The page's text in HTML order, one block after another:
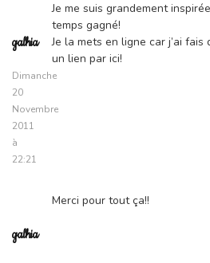
galhia
Dimanche
20
Novembre
2011
à
22:21
Je me suis grandement
temps gagné!
Je la mets en ligne car j’ai
un lien par ici!
galhia
Merci pour tout ça!!